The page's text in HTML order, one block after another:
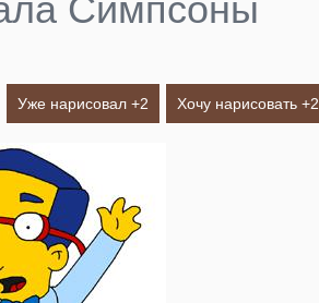
Симпсоны
Уже нарисовал +2 Хочу нарисовать +2